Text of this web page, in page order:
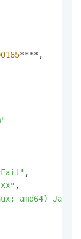
**** ,
,
,
amd64) Java/